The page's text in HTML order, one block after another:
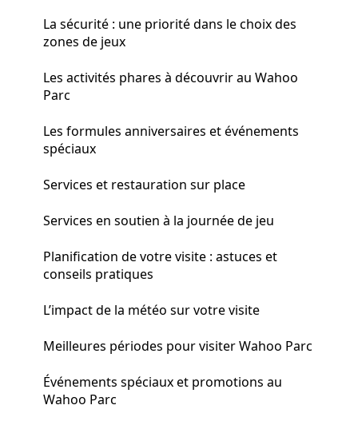
La sécurité : une priorité dans le choix des
zones de jeux
Les activités phares à découvrir au Wahoo
Parc
Les formules anniversaires et événements
spéciaux
Services et restauration sur place
Services en soutien à la journée de jeu
Planification de votre visite : astuces et
conseils pratiques
L’impact de la météo sur votre visite
Meilleures périodes pour visiter Wahoo Parc
Événements spéciaux et promotions au
Wahoo Parc